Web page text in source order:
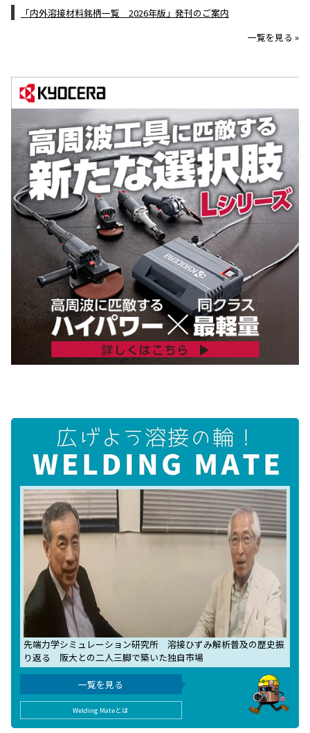
「内外溶接材料銘柄一覧 2026年版」発刊のご案内
一覧を見る »
先端力学シミュレーション研究所 溶接ひずみ解析普及の歴史振
り返る 阪大との二人三脚で築いた独自市場
一覧を見る
Welding Mateとは